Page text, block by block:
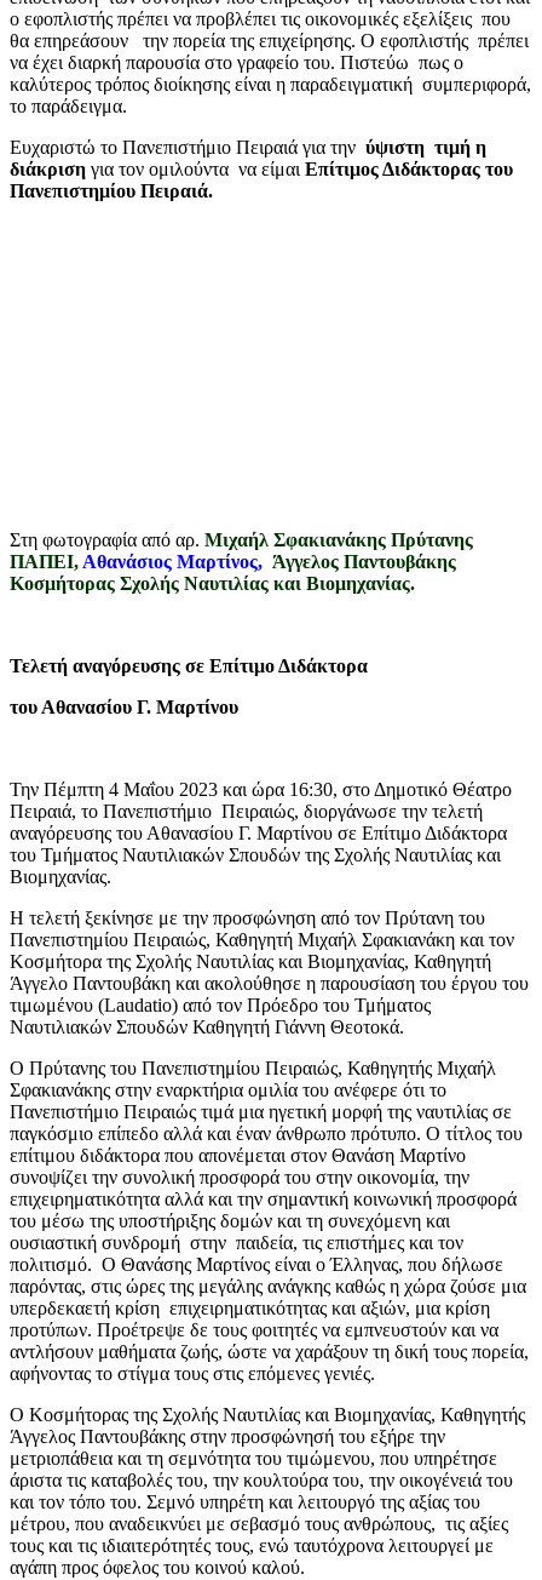
ο εφοπλιστής πρέπει να προβλέπει τις οικονομικές εξελίξεις που
θα επηρεάσουν την πορεία της επιχείρησης. Ο εφοπλιστής πρέπει
να έχει διαρκή παρουσία στο γραφείο του. Πιστεύω πως ο
καλύτερος τρόπος διοίκησης είναι η παραδειγματική συμπεριφορά,
το παράδειγμα.
Ευχαριστώ το Πανεπιστήμιο Πειραιά για την ύψιστη τιμή η
διάκριση για τον ομιλούντα να είμαιΕπίτιμος Διδάκτορας του
Πανεπιστημίου Πειραιά.
Στη φωτογραφία από αρ. Μιχαήλ Σφακιανάκης Πρύτανης
ΠΑΠΕΙ,Αθανάσιος Μαρτίνος, Άγγελος Παντουβάκης
Κοσμήτορας Σχολής Ναυτιλίας και Βιομηχανίας.
Τελετή αναγόρευσης σε Επίτιμο Διδάκτορα
του Αθανασίου Γ. Μαρτίνου
Την Πέμπτη 4 Μαΐου 2023 και ώρα 16:30, στο Δημοτικό Θέατρο
Πειραιά, το Πανεπιστήμιο Πειραιώς, διοργάνωσε την τελετή
αναγόρευσης του Αθανασίου Γ. Μαρτίνου σε Επίτιμο Διδάκτορα
του Τμήματος Ναυτιλιακών Σπουδών της Σχολής Ναυτιλίας και
Βιομηχανίας.
Η τελετή ξεκίνησε με την προσφώνηση από τον Πρύτανη του
Πανεπιστημίου Πειραιώς, Καθηγητή Μιχαήλ Σφακιανάκη και τον
Κοσμήτορα της Σχολής Ναυτιλίας και Βιομηχανίας, Καθηγητή
Άγγελο Παντουβάκη και ακολούθησε η παρουσίαση του έργου του
τιμωμένου (Laudatio) από τον Πρόεδρο του Τμήματος
Ναυτιλιακών Σπουδών Καθηγητή Γιάννη Θεοτοκά.
Ο Πρύτανης του Πανεπιστημίου Πειραιώς, Καθηγητής Μιχαήλ
Σφακιανάκης στην εναρκτήρια ομιλία του ανέφερε ότι το
Πανεπιστήμιο Πειραιώς τιμά μια ηγετική μορφή της ναυτιλίας σε
παγκόσμιο επίπεδο αλλά και έναν άνθρωπο πρότυπο. Ο τίτλος του
επίτιμου διδάκτορα που απονέμεται στον Θανάση Μαρτίνο
συνοψίζει την συνολική προσφορά του στην οικονομία, την
επιχειρηματικότητα αλλά και την σημαντική κοινωνική προσφορά
του μέσω της υποστήριξης δομών και τη συνεχόμενη και
ουσιαστική συνδρομή στην παιδεία, τις επιστήμες και τον
πολιτισμό. Ο Θανάσης Μαρτίνος είναι ο Έλληνας, που δήλωσε
παρόντας, στις ώρες της μεγάλης ανάγκης καθώς η χώρα ζούσε μια
υπερδεκαετή κρίση επιχειρηματικότητας και αξιών, μια κρίση
προτύπων. Προέτρεψε δε τους φοιτητές να εμπνευστούν και να
αντλήσουν μαθήματα ζωής, ώστε να χαράξουν τη δική τους πορεία,
αφήνοντας το στίγμα τους στις επόμενες γενιές.
Ο Κοσμήτορας της Σχολής Ναυτιλίας και Βιομηχανίας, Καθηγητής
Άγγελος Παντουβάκης στην προσφώνησή του εξήρε την
μετριοπάθεια και τη σεμνότητα του τιμώμενου, που υπηρέτησε
άριστα τις καταβολές του, την κουλτούρα του, την οικογένειά του
και τον τόπο του. Σεμνό υπηρέτη και λειτουργό της αξίας του
μέτρου, που αναδεικνύει με σεβασμό τους ανθρώπους, τις αξίες
τους και τις ιδιαιτερότητές τους, ενώ ταυτόχρονα λειτουργεί με
αγάπη προς όφελος του κοινού καλού.